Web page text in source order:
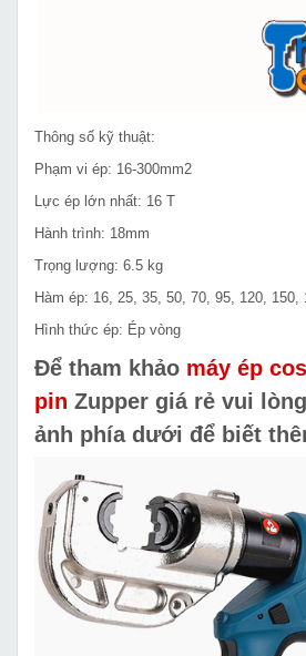
Thông số kỹ thuật:
Phạm vi ép: 16-300mm2
Lực ép lớn nhất: 16 T
Hành trình: 18mm
Trọng lượng: 6.5 kg
Hàm ép: 16, 25, 35, 50, 70, 95, 120, 150,
Hình thức ép: Ép vòng
Để tham khảo máy ép
pin Zupper giá rẻ vui
ảnh phía dưới để biết